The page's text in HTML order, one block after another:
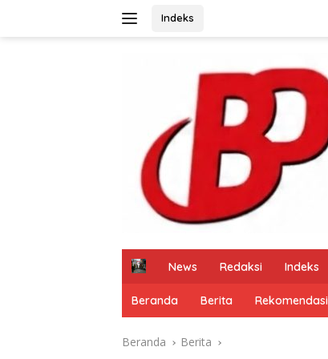
Indeks
H
e
News Redaksi Indeks
Beranda Berita Rekomendasi
Beranda Berita